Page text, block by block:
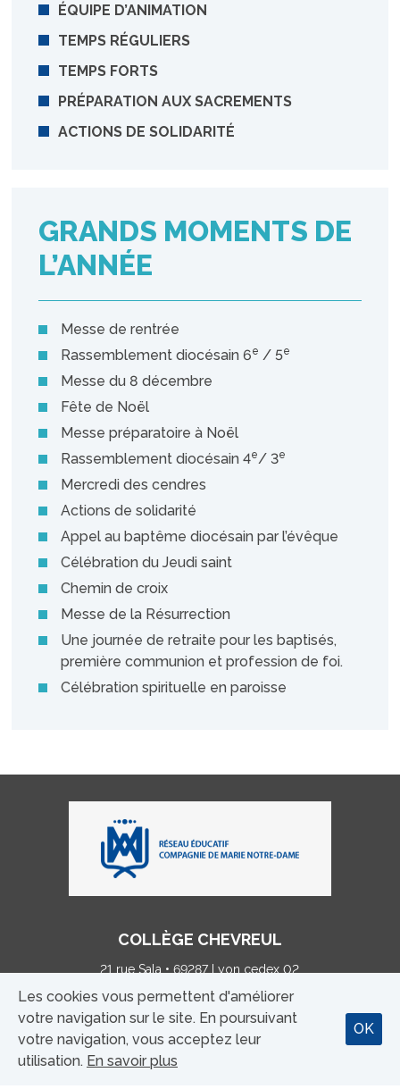
ÉQUIPE D’ANIMATION
TEMPS RÉGULIERS
TEMPS FORTS
PRÉPARATION AUX SACREMENTS
ACTIONS DE SOLIDARITÉ
GRANDS MOMENTS DE
L’ANNÉE
Messe de rentrée
Rassemblement diocésain 6e / 5e
Messe du 8 décembre
Fête de Noël
Messe préparatoire à Noël
Rassemblement diocésain 4e/ 3e
Mer­credi des cendres
Actions de solidarité
Appel au baptême diocésain par l’évêque
Célébration du Jeudi saint
Chemin de croix
Messe de la Résurrection
Une journée de retraite pour les baptisés,
première communion et profession de foi.
Célébration spirituelle en paroisse
COLLÈGE CHEVREUL
21 rue Sala • 69287 Lyon cedex 02
Tél : 04 78 38 20 00 • p.debreyne@chevreullestonnac.fr
MENTIONS LÉGALES
Les cookies vous permettent d'améliorer
votre navigation sur le site. En poursuivant
votre navigation, vous acceptez leur
utilisation. En savoir plus
OK